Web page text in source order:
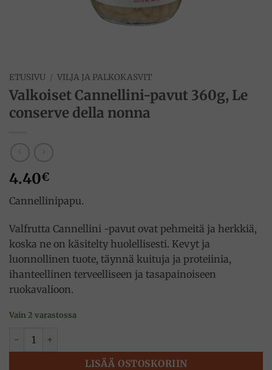
ETUSIVU / VILJA JA PALKOKASVIT
Valkoiset Cannellini-pavut 360g, Le
conserve della nonna
4.40€
Cannellinipapu.
Valfrutta Cannellini -pavut ovat pehmeitä ja herkkiä,
koska ne on käsitelty huolellisesti. Kevyt ja
luonnollinen tuote, täynnä kuituja ja proteiinia,
ihanteellinen terveelliseen ja tasapainoiseen
ruokavalioon.
Vain 2 varastossa
Valkoiset Cannellini-pavut 360g, Le conserve della nonna
LISÄÄ OSTOSKORIIN